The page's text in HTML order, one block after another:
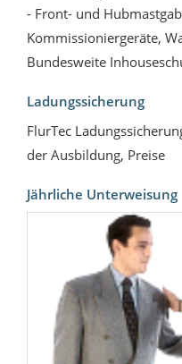
- Front- und
Kommissioniergeräte,
Bundesweite
Ladungssicherung
FlurTec
der Ausbildung, Preise
Jährliche Unterweisung